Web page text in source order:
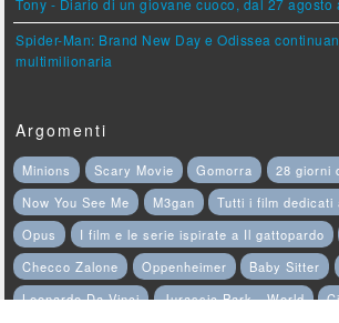
Tony - Diario di un giovane cuoco, dal 27 agosto
Spider-Man: Brand New Day e Odissea
multimilionaria
Argomenti
Minions Scary Movie Gomorra
28 giorni
Now You See Me
M3gan
Tutti i film dedicati
Opus
I film e le serie ispirate a Il gattopardo
Checco Zalone
Oppenheimer Baby Sitter
Leonardo Da Vinci
Jurassic Park - World